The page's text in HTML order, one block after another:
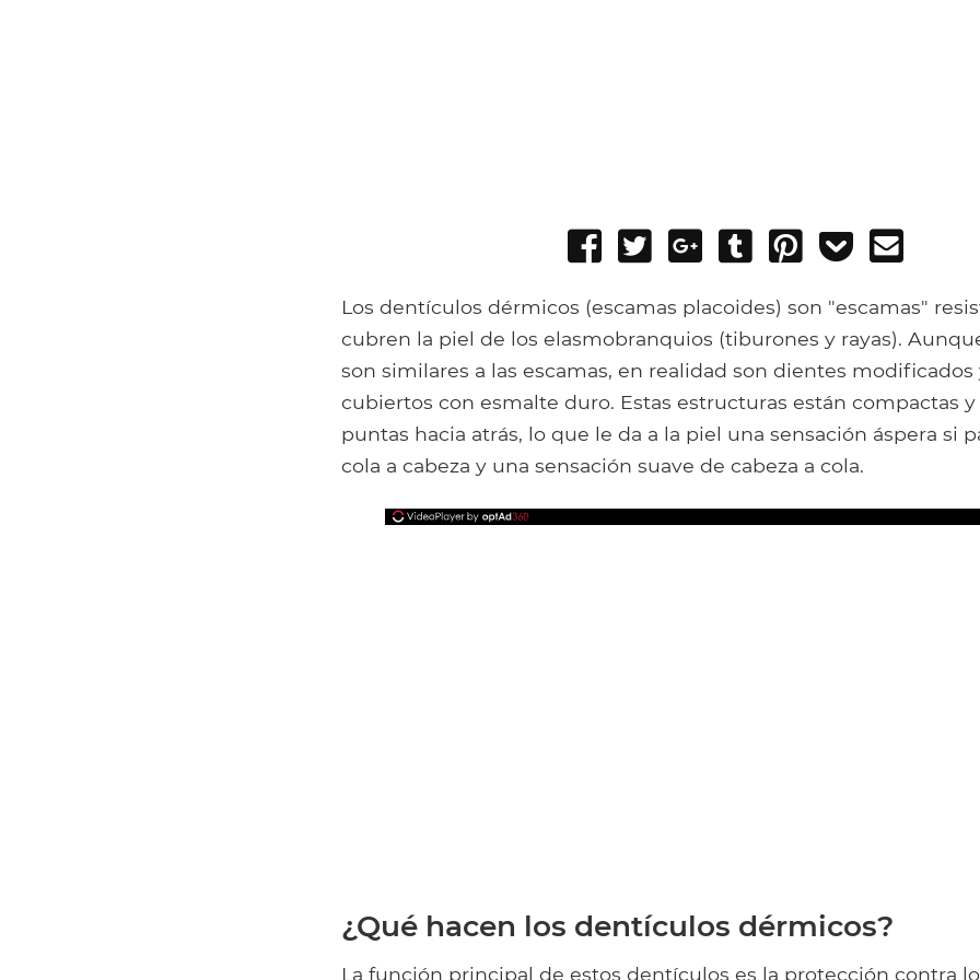
Share
Facebook
Tweet
Share
Google+
Post
Tumblr
Pin
Add
Pocket
Los dentículos dérmicos (escamas placoides) son "escamas"
cubren la piel de los elasmobranquios (tiburones y rayas).
son similares a las escamas, en realidad son dientes modificados
cubiertos con esmalte duro. Estas estructuras están compactas
puntas hacia atrás, lo que le da a la piel una sensación áspera si
cola a cabeza y una sensación suave de cabeza a cola.
¿Qué hacen los dentículos dérmicos?
La función principal de estos dentículos es la protección contra